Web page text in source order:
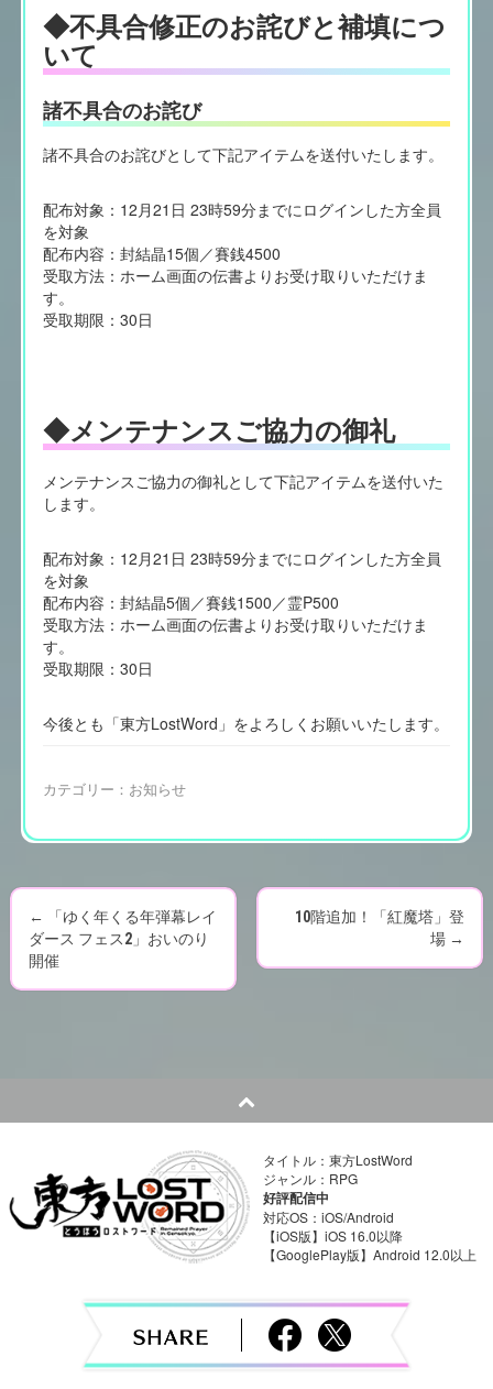
◆不具合修正のお詫びと補填につ
いて
諸不具合のお詫び
諸不具合のお詫びとして下記アイテムを送付いたします。
配布対象：12月21日 23時59分までにログインした方全員
を対象
配布内容：封結晶15個／賽銭4500
受取方法：ホーム画面の伝書よりお受け取りいただけま
す。
受取期限：30日
◆メンテナンスご協力の御礼
メンテナンスご協力の御礼として下記アイテムを送付いた
します。
配布対象：12月21日 23時59分までにログインした方全員
を対象
配布内容：封結晶5個／賽銭1500／霊P500
受取方法：ホーム画面の伝書よりお受け取りいただけま
す。
受取期限：30日
今後とも「東方LostWord」をよろしくお願いいたします。
カテゴリー： お知らせ
P
o
n
v
←
「ゆく年くる年弾幕レイ
ダース フェス2」おいのり
開催
10階追加！「紅魔塔」登
場 →
タイトル：東方LostWord
ジャンル：RPG
好評配信中
対応OS：iOS/Android
【iOS版】iOS 16.0以降
【GooglePlay版】Android 12.0以上